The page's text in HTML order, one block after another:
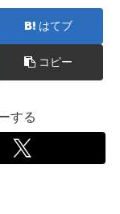
はてブ
コピー
する